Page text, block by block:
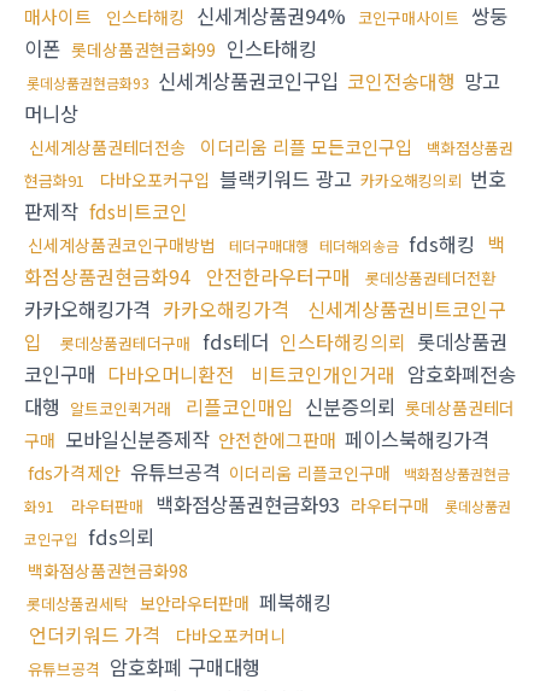
매사이트
인스타해킹 신세계상품권94% 코인구매사이트
쌍둥
이폰 롯데상품권현금화99 인스타해킹
롯데상품권현금화93 신세계상품권코인구입 코인전송대행 망고
머니상
신세계상품권테더전송 이더리움 리플 모든코인구입
백화점상품권
현금화91
다바오포커구입 블랙키워드 광고 카카오해킹의뢰 번호
판제작 fds비트코인
신세계상품권코인구매방법 테더구매대행 테더해외송금 fds해킹 백
화점상품권현금화94 안전한라우터구매 롯데상품권테더전환
카카오해킹가격 카카오해킹가격
신세계상품권비트코인구
입
롯데상품권테더구매 fds테더 인스타해킹의뢰 롯데상품권
코인구매 다바오머니환전 비트코인개인거래 암호화폐전송
대행 알트코인퀵거래 리플코인매입 신분증의뢰 롯데상품권테더
구매 모바일신분증제작 안전한에그판매 페이스북해킹가격
fds가격제안 유튜브공격 이더리움 리플코인구매
백화점상품권현금
화91
라우터판매 백화점상품권현금화93 라우터구매
롯데상품권
코인구입 fds의뢰
백화점상품권현금화98
롯데상품권세탁 보안라우터판매 페북해킹
언더키워드 가격
다바오포커머니
유튜브공격 암호화폐 구매대행